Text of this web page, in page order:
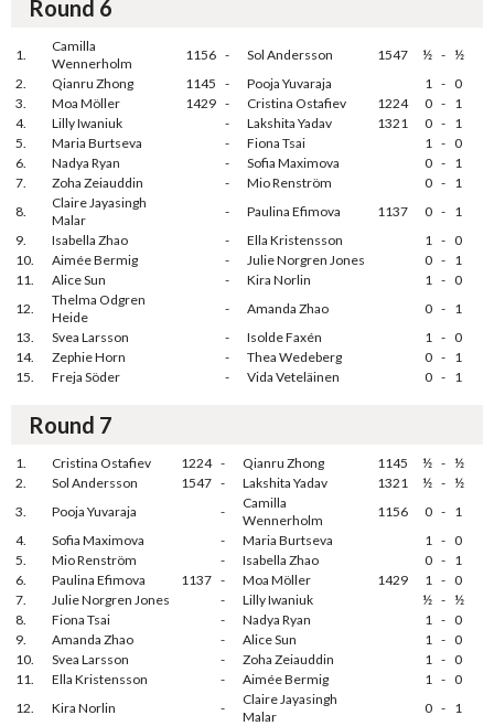
Round 6
1.
Camilla
Wennerholm
1156 - Sol Andersson 1547 ½ - ½
2.
Qianru Zhong 1145 - Pooja Yuvaraja 1 - 0
3.
Moa Möller 1429 - Cristina Ostafiev 1224 0 - 1
4.
Lilly Iwaniuk - Lakshita Yadav 1321 0 - 1
5.
Maria Burtseva - Fiona Tsai 1 - 0
6.
Nadya Ryan - Sofia Maximova 0 - 1
7.
Zoha Zeiauddin - Mio Renström 0 - 1
8.
Claire Jayasingh
Malar
- Paulina Efimova 1137 0 - 1
9.
Isabella Zhao - Ella Kristensson 1 - 0
10.
Aimée Bermig - Julie Norgren Jones 0 - 1
11.
Alice Sun - Kira Norlin 1 - 0
12.
Thelma Odgren
Heide
- Amanda Zhao 0 - 1
13.
Svea Larsson - Isolde Faxén 1 - 0
14.
Zephie Horn - Thea Wedeberg 0 - 1
15.
Freja Söder - Vida Veteläinen 0 - 1
Round 7
1. Cristina Ostafiev 1224 - Qianru Zhong 1145 ½ - ½
2.
Sol Andersson 1547 - Lakshita Yadav 1321 ½ - ½
3.
Pooja Yuvaraja -
Camilla
Wennerholm
1156 0 - 1
4.
Sofia Maximova - Maria Burtseva 1 - 0
5.
Mio Renström - Isabella Zhao 0 - 1
6.
Paulina Efimova 1137 - Moa Möller 1429 1 - 0
7.
Julie Norgren Jones - Lilly Iwaniuk ½ - ½
8.
Fiona Tsai - Nadya Ryan 1 - 0
9.
Amanda Zhao - Alice Sun 1 - 0
10.
Svea Larsson - Zoha Zeiauddin 1 - 0
11.
Ella Kristensson - Aimée Bermig 1 - 0
12.
Kira Norlin -
Claire Jayasingh
Malar
0 - 1